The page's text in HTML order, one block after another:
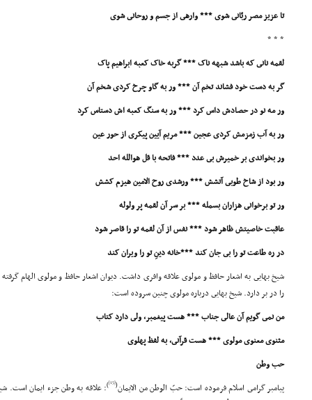
تا عزیز مصر ربّانى شوى *** وارهى از جسم و روحانى شوى
* * *
لقمه نانى که باشد شبهه ناک *** گربه خاک کعبه ابراهیم پاک
گر به دست خود فشاند تخم آن *** ور به گاو چرخ کردى شخم آن
ور مه نو در حصادش داس کرد *** ور به سنگ کعبه اش دستاس کرد
ور به آب زمزمش کردى عجین *** مریم آیین پیکرى از حور عین
ور بخواندى بر خمیرش بى عدد *** فاتحه با قل هوالله احد
ور بود از شاخ طوبى آتشش *** ورشدى روح الامین هیزم کشش
ور تو برخوانى هزاران بسمله *** بر سر آن لقمه پر ولوله
عاقبت خاصیتش ظاهر شود *** نفس از آن لقمه تو را قاصر شود
در ره طاعت تو را بى جان کند ***خانه دینِ تو را ویران کند
شیخ بهایى به اشعار حافظ و مولوى علاقه وافرى داشت. دیوان اشعار حافظ و مولوى الهام
را در بر دارد. شیخ بهایى درباره مولوى چنین سروده است:
من نمى گویم آن عالى جناب *** هست پیغمبر، ولى دارد کتاب
مثنوى معنوى مولوى *** هست قرآنى، به لفظ پهلوى
حب وطن
پیامبر گرامى اسلام فرموده است: حبّ الوطن من الایمان(
[15]
): علاقه به وطن جزء ایمان است.